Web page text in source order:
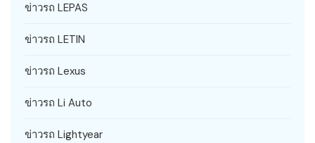
ข่าวรถ LEPAS
ข่าวรถ LETIN
ข่าวรถ Lexus
ข่าวรถ Li Auto
ข่าวรถ Lightyear